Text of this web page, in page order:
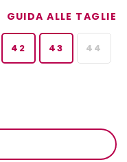
GUIDA ALLE TAGLIE
42 43 44